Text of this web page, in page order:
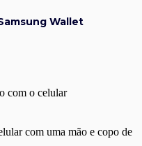
Wallet